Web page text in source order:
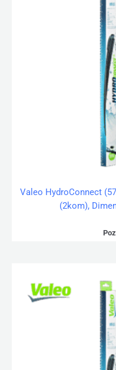
Valeo HydroConnect
(2kom),